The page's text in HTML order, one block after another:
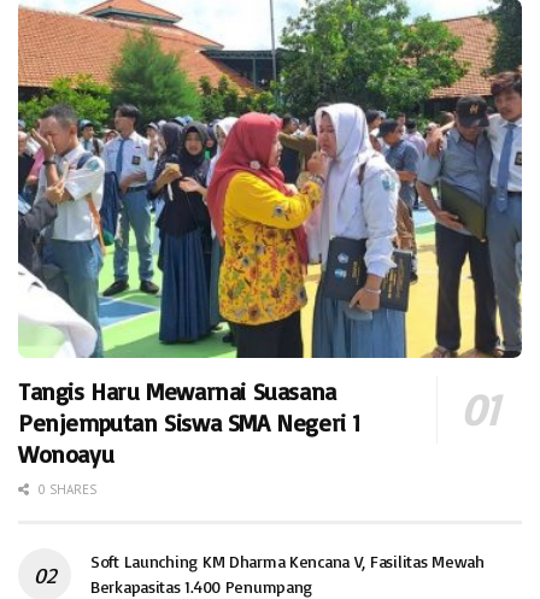
Tangis Haru Mewarnai Suasana
Penjemputan Siswa SMA Negeri 1
Wonoayu
0 SHARES
Soft Launching KM Dharma Kencana V, Fasilitas Mewah
Berkapasitas 1.400 Penumpang